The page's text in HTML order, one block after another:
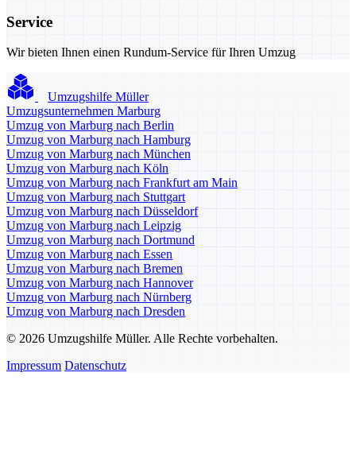
Service
Wir bieten Ihnen einen Rundum-Service für Ihren Umzug
Umzugshilfe Müller
Umzugsunternehmen Marburg
Umzug von Marburg nach Berlin
Umzug von Marburg nach Hamburg
Umzug von Marburg nach München
Umzug von Marburg nach Köln
Umzug von Marburg nach Frankfurt am Main
Umzug von Marburg nach Stuttgart
Umzug von Marburg nach Düsseldorf
Umzug von Marburg nach Leipzig
Umzug von Marburg nach Dortmund
Umzug von Marburg nach Essen
Umzug von Marburg nach Bremen
Umzug von Marburg nach Hannover
Umzug von Marburg nach Nürnberg
Umzug von Marburg nach Dresden
© 2026 Umzugshilfe Müller. Alle Rechte vorbehalten.
Impressum Datenschutz